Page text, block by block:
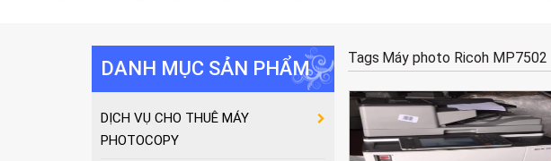
Tags Máy photo Ricoh MP7502
DANH MỤC SẢN PHẨM
DỊCH VỤ CHO THUÊ MÁY
PHOTOCOPY